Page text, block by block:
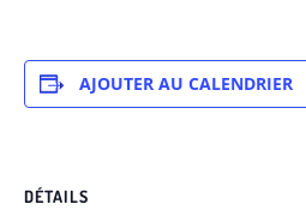
AJOUTER AU CALENDRIER
DÉTAILS